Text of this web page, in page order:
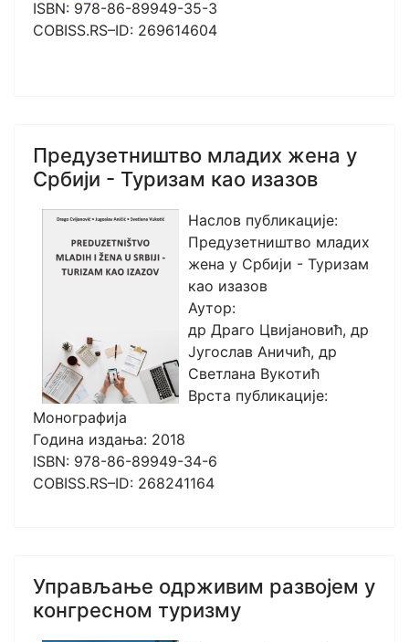
ISBN: 978-86-89949-35-3
COBISS.RS–ID: 269614604
Предузетништво младих жена у
Србији - Туризам као изазов
Наслов публикације:
Предузетништво младих
жена у Србији - Туризам
као изазов
Аутор:
др Драго Цвијановић, др
Југослав Аничић, др
Светлана Вукотић
Врста публикације:
Монографија
Година издања: 2018
ISBN: 978-86-89949-34-6
COBISS.RS–ID: 268241164
Управљање одрживим развојем у
конгресном туризму